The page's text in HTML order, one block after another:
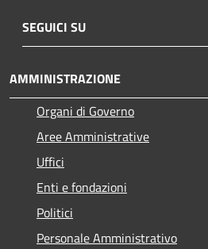
SEGUICI SU
AMMINISTRAZIONE
Organi di Governo
Aree Amministrative
Uffici
Enti e fondazioni
Politici
Personale Amministrativo